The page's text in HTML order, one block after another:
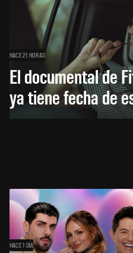
HACE 21 HORAS
El documental de
ya tiene fecha de
HACE 1 DÍA